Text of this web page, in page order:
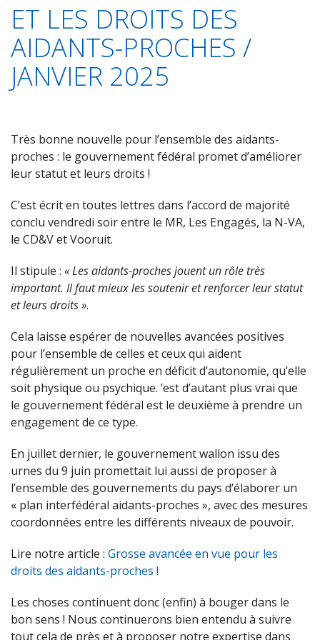
ET LES DROITS DES
AIDANTS-PROCHES /
JANVIER 2025
Très bonne nouvelle pour l’ensemble des aidants-
proches : le gouvernement fédéral promet d’améliorer
leur statut et leurs droits !
C’est écrit en toutes lettres dans l’accord de majorité
conclu vendredi soir entre le MR, Les Engagés, la N-VA,
le CD&V et Vooruit.
Il stipule : « Les aidants-proches jouent un rôle très
important. Il faut mieux les soutenir et renforcer leur statut
et leurs droits ».
Cela laisse espérer de nouvelles avancées positives
pour l’ensemble de celles et ceux qui aident
régulièrement un proche en déficit d’autonomie, qu’elle
soit physique ou psychique. ’est d’autant plus vrai que
le gouvernement fédéral est le deuxième à prendre un
engagement de ce type.
En juillet dernier, le gouvernement wallon issu des
urnes du 9 juin promettait lui aussi de proposer à
l’ensemble des gouvernements du pays d’élaborer un
« plan interfédéral aidants-proches », avec des mesures
coordonnées entre les différents niveaux de pouvoir.
Lire notre article : Grosse avancée en vue pour les
droits des aidants-proches !
Les choses continuent donc (enfin) à bouger dans le
bon sens ! Nous continuerons bien entendu à suivre
tout cela de près et à proposer notre expertise dans